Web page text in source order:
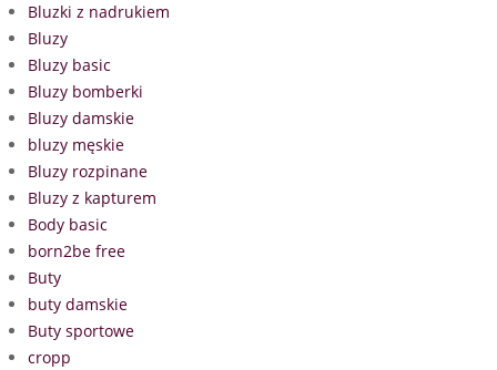
Bluzki z nadrukiem
Bluzy
Bluzy basic
Bluzy bomberki
Bluzy damskie
bluzy męskie
Bluzy rozpinane
Bluzy z kapturem
Body basic
born2be free
Buty
buty damskie
Buty sportowe
cropp